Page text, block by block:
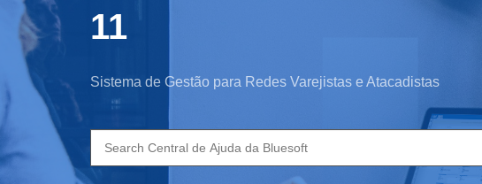
11
Sistema de Gestão para Redes Varejistas e Atacadistas
Search
for: